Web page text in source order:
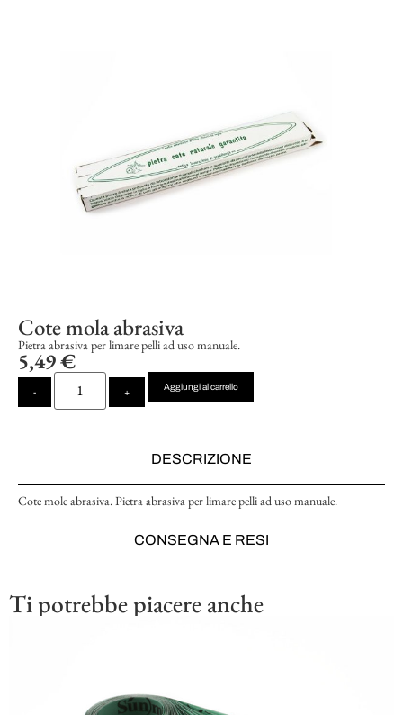
Cote mola abrasiva
Pietra abrasiva per limare pelli ad uso manuale.
5,49€
- +
Aggiungi al carrello
DESCRIZIONE
CONSEGNA E RESI
Cote mole abrasiva. Pietra abrasiva per limare pelli ad uso manuale.
Ti potrebbe piacere anche